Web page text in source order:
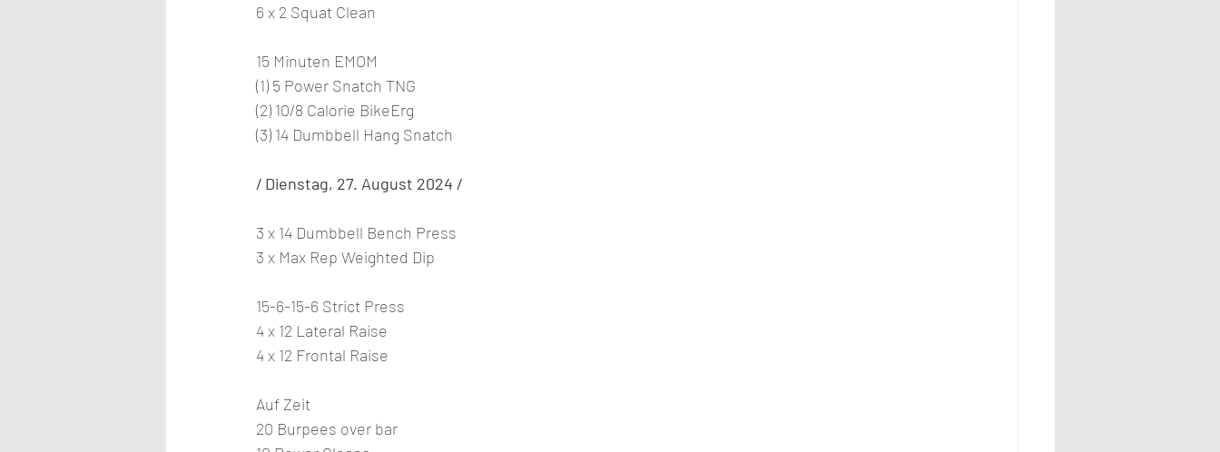
6 x 2 Squat Clean
15 Minuten EMOM
(1) 5 Power Snatch TNG
(2) 10/8 Calorie BikeErg
(3) 14 Dumbbell Hang Snatch
/ Dienstag, 27. August 2024 /
3 x 14 Dumbbell Bench Press
3 x Max Rep Weighted Dip
15-6-15-6 Strict Press
4 x 12 Lateral Raise
4 x 12 Frontal Raise
Auf Zeit
20 Burpees over bar